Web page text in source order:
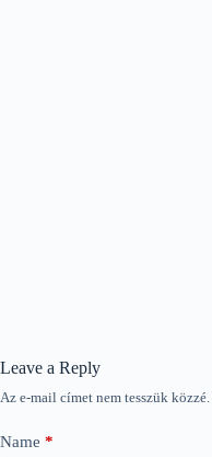
Leave a Reply
Az e-mail címet nem tesszük közzé.
Name *